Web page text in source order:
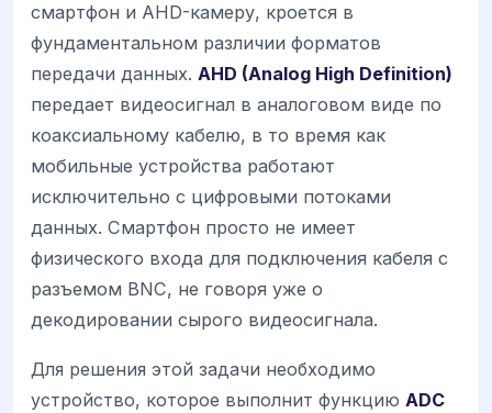
смартфон и AHD-камеру, кроется в
фундаментальном различии форматов
передачи данных. AHD (Analog High Definition)
передает видеосигнал в аналоговом виде по
коаксиальному кабелю, в то время как
мобильные устройства работают
исключительно с цифровыми потоками
данных. Смартфон просто не имеет
физического входа для подключения кабеля с
разъемом BNC, не говоря уже о
декодировании сырого видеосигнала.
Для решения этой задачи необходимо
устройство, которое выполнит функцию ADC